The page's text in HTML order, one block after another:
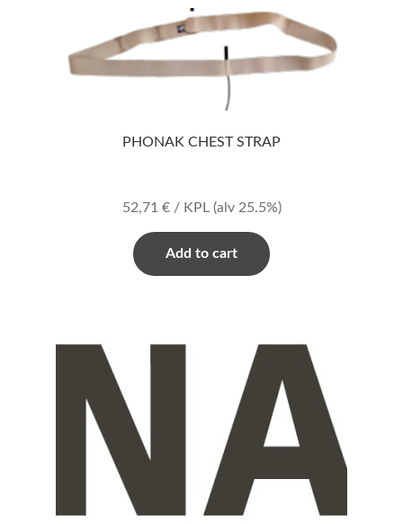
PHONAK CHEST STRAP
52,71 €/ KPL (alv 25.5%)
Add to cart